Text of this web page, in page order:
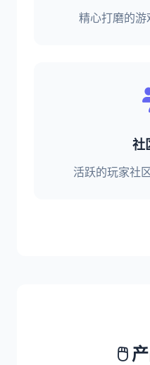
精心打磨的游
社
活跃的玩家社
🖱️